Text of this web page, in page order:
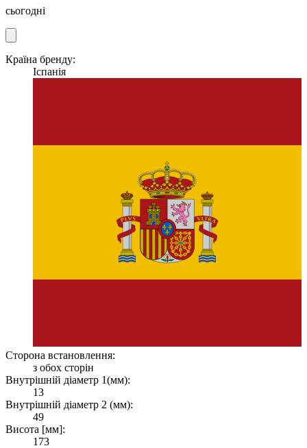
сьогодні
Країна бренду:
Іспанія
Сторона встановлення:
з обох сторін
Внутрішній діаметр 1(мм):
13
Внутрішній діаметр 2 (мм):
49
Висота [мм]:
173